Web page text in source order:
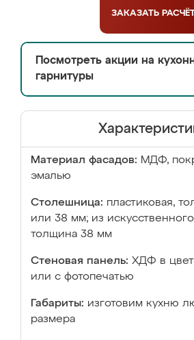
ЗАКАЗАТЬ
Посмотреть акции на
гарнитуры
Материал фасадов: МДФ,
эмалью
Столешница: пластиковая,
или 38 мм; из
толщина 38 мм
Стеновая панель: ХДФ в
или с фотопечатью
Габариты: изготовим кухню
размера